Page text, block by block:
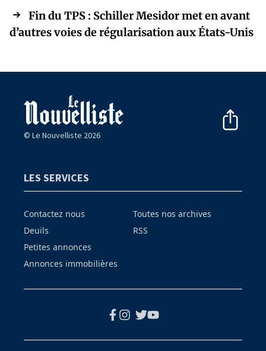
Fin du TPS : Schiller Mesidor met en avant
d’autres voies de régularisation aux États-Unis
© Le Nouvelliste 2026
LES SERVICES
Contactez nous
Deuils
Petites annonces
Annonces immobilières
Toutes nos archives
RSS